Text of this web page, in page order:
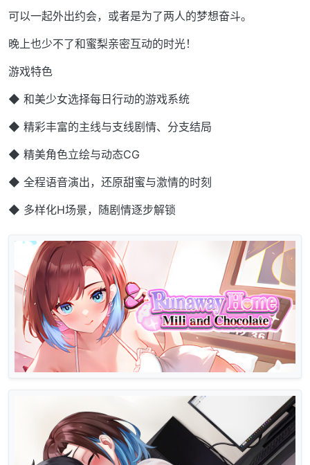
可以一起外出约会，或者是为了两人的梦想奋斗。
晚上也少不了和蜜梨亲密互动的时光！
游戏特色
◆ 和美少女选择每日行动的游戏系统
◆ 精彩丰富的主线与支线剧情、分支结局
◆ 精美角色立绘与动态CG
◆ 全程语音演出，还原甜蜜与激情的时刻
◆ 多样化H场景，随剧情逐步解锁